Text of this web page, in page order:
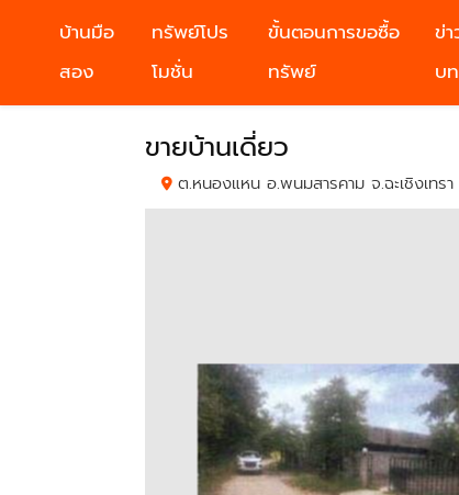
บ้านมือ
สอง
ทรัพย์โปร
โมชั่น
ขั้นตอนการขอซื้อ
ทรัพย์
ข่
บ
ขายบ้านเดี่ยว
ต.หนองแหน อ.พนมสารคาม จ.ฉะเชิงเทรา